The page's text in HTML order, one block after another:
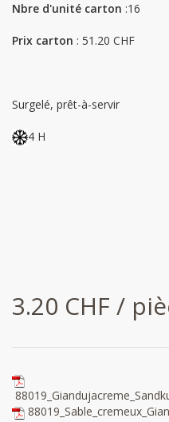
Nbre d'unité carton :16
Prix carton : 51.20 CHF
Surgelé, prêt-à-servir
4 H
3.20 CHF /